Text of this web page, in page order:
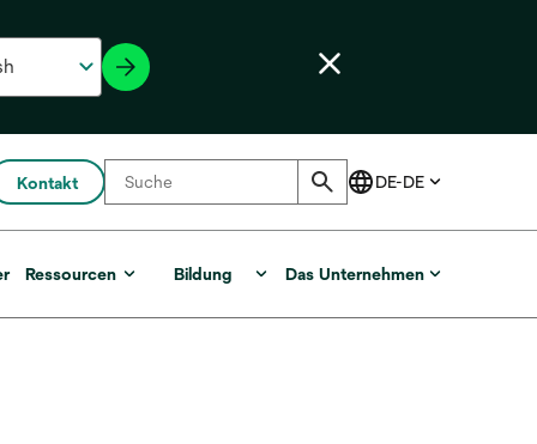
Kontakt
Ressourcen Bildung Das Unternehmen